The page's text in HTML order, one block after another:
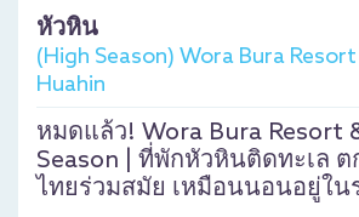
หัวหิน
(High Season) Wora Bura
Huahin
หมดแล้ว! Wora Bura Resort
Season | ที่พักหัวหินติดทะเล
ไทยร่วมสมัย เหมือนนอนอยู่ใน